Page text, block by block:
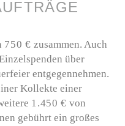
750 € zusammen. Auch
über
entgegennehmen.
Kollekte einer
1.450 € von
gebührt ein großes